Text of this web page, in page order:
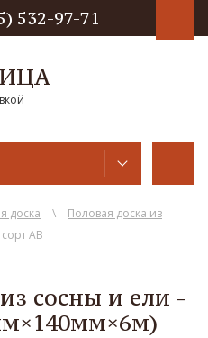
532-97-71
доска \
Половая доска из
AB
сосны и ели -